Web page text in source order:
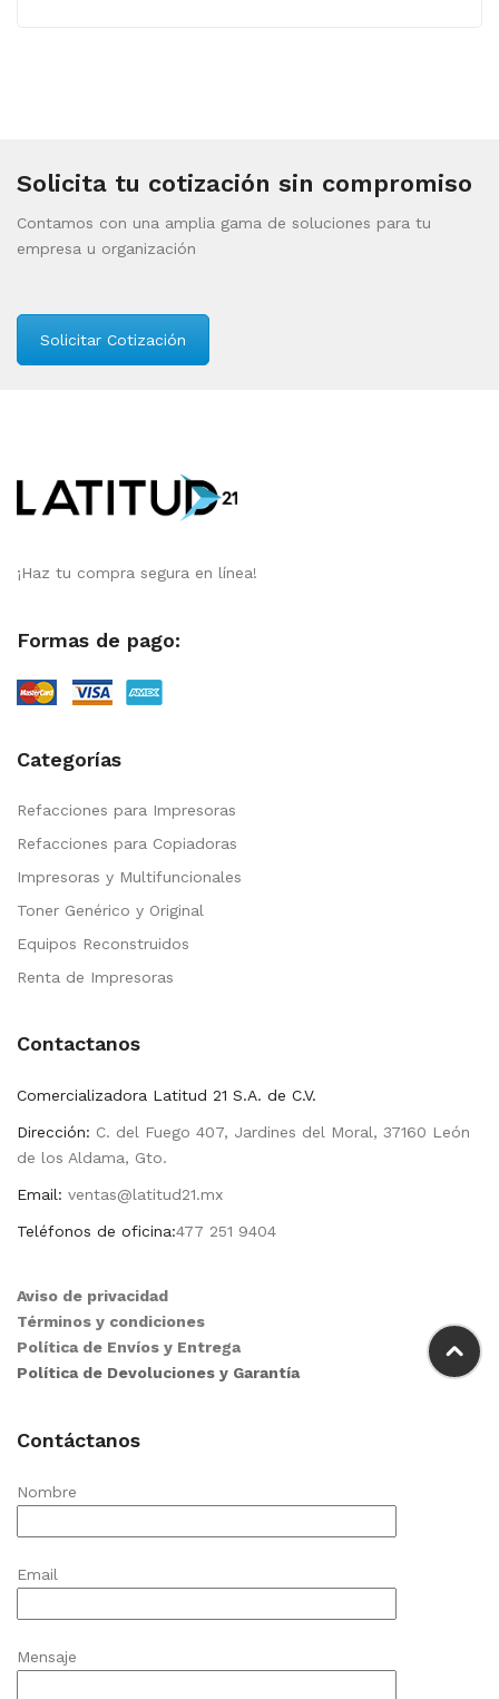
Solicita tu cotización sin compromiso
Contamos con una amplia gama de soluciones para tu
empresa u organización
Solicitar Cotización
¡Haz tu compra segura en línea!
Formas de pago:
Categorías
Refacciones para Impresoras
Refacciones para Copiadoras
Impresoras y Multifuncionales
Toner Genérico y Original
Equipos Reconstruidos
Renta de Impresoras
Contactanos
Comercializadora Latitud 21 S.A. de C.V.
Dirección: C. del Fuego 407, Jardines del Moral, 37160 León
de los Aldama, Gto.
Email: ventas@latitud21.mx
Teléfonos de oficina:477 251 9404
Aviso de privacidad
Términos y condiciones
Política de Envíos y Entrega
Política de Devoluciones y Garantía
Contáctanos
Nombre
Email
Mensaje